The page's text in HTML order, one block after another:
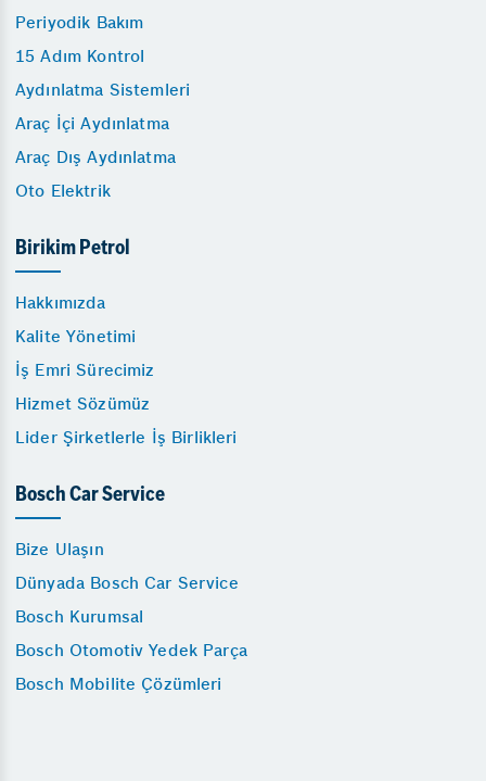
Periyodik Bakım
15 Adım Kontrol
Aydınlatma Sistemleri
Araç İçi Aydınlatma
Araç Dış Aydınlatma
Oto Elektrik
Birikim Petrol
Hakkımızda
Kalite Yönetimi
İş Emri Sürecimiz
Hizmet Sözümüz
Lider Şirketlerle İş Birlikleri
Bosch Car Service
Bize Ulaşın
Dünyada Bosch Car Service
Bosch Kurumsal
Bosch Otomotiv Yedek Parça
Bosch Mobilite Çözümleri